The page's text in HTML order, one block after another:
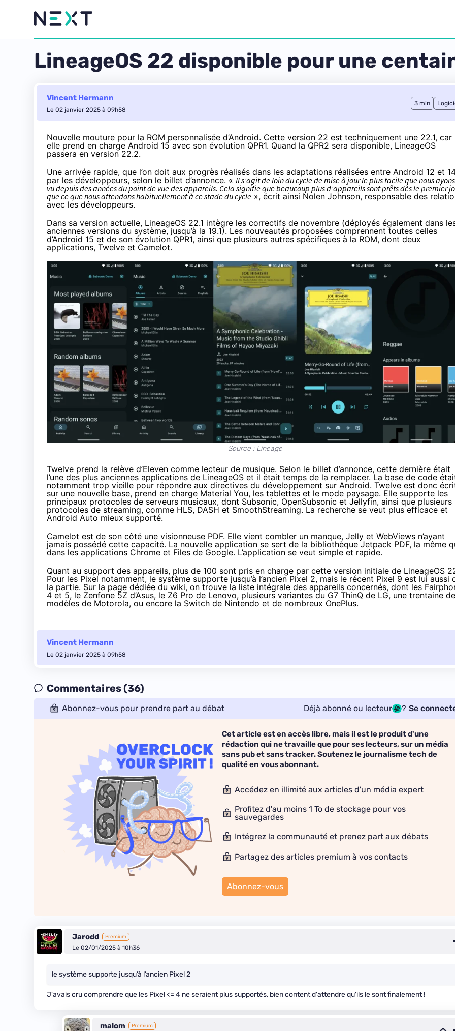
LineageOS 22 disponible pour une
Vincent Hermann
Le 02 janvier 2025 à 09h58
3 min
Nouvelle mouture pour la ROM personnalisée d’Android. Cette version 22 est techniquement une 22.1, car
elle prend en charge Android 15 avec son évolution QPR1. Quand la QPR2 sera disponible, LineageOS
passera en version 22.2.
Une arrivée rapide, que l’on doit aux progrès réalisés dans les adaptations réalisées entre Android 12 et
par les développeurs, selon le billet d’annonce. « Il s’agit de loin du cycle de mise à jour le plus facile que nous ayons
vu depuis des années du point de vue des appareils. Cela signifie que beaucoup plus d’appareils sont prêts dès le premier
que ce que nous attendons habituellement à ce stade du cycle », écrit ainsi Nolen Johnson, responsable des
avec les développeurs.
Dans sa version actuelle, LineageOS 22.1 intègre les correctifs de novembre (déployés également dans
anciennes versions du système, jusqu’à la 19.1). Les nouveautés proposées comprennent toutes celles
d’Android 15 et de son évolution QPR1, ainsi que plusieurs autres spécifiques à la ROM, dont deux
applications, Twelve et Camelot.
Source : Lineage
Twelve prend la relève d’Eleven comme lecteur de musique. Selon le billet d’annonce, cette dernière était
l’une des plus anciennes applications de LineageOS et il était temps de la remplacer. La base de code
notamment trop vieille pour répondre aux directives du développement sur Android. Twelve est donc
sur une nouvelle base, prend en charge Material You, les tablettes et le mode paysage. Elle supporte les
principaux protocoles de serveurs musicaux, dont Subsonic, OpenSubsonic et Jellyfin, ainsi que plusieurs
protocoles de streaming, comme HLS, DASH et SmoothStreaming. La recherche se veut plus efficace et
Android Auto mieux supporté.
Camelot est de son côté une visionneuse PDF. Elle vient combler un manque, Jelly et WebViews n’ayant
jamais possédé cette capacité. La nouvelle application se sert de la bibliothèque Jetpack PDF, la même
dans les applications Chrome et Files de Google. L’application se veut simple et rapide.
Quant au support des appareils, plus de 100 sont pris en charge par cette version initiale de LineageOS
Pour les Pixel notamment, le système supporte jusqu’à l’ancien Pixel 2, mais le récent Pixel 9 est lui aussi
la partie. Sur la page dédiée du wiki, on trouve la liste intégrale des appareils concernés, dont les
4 et 5, le Zenfone 5Z d’Asus, le Z6 Pro de Lenovo, plusieurs variantes du G7 ThinQ de LG, une trentaine de
modèles de Motorola, ou encore la Switch de Nintendo et de nombreux OnePlus.
Vincent Hermann
Le 02 janvier 2025 à 09h58
Commentaires (36)
Abonnez-vous pour prendre part au débat Déjà abonné ou lecteur ? Se
Cet article est en accès libre, mais il est le produit d'une
rédaction qui ne travaille que pour ses lecteurs, sur un média
sans pub et sans tracker. Soutenez le journalisme tech de
qualité en vous abonnant.
Accédez en illimité aux articles d'un média expert
Profitez d'au moins 1 To de stockage pour vos
sauvegardes
Intégrez la communauté et prenez part aux débats
Partagez des articles premium à vos contacts
Abonnez-vous
Jarodd Premium
Le 02/01/2025 à 10h36
le système supporte jusqu’à l’ancien Pixel 2
J'avais cru comprendre que les Pixel <= 4 ne seraient plus supportés, bien content d'attendre qu'ils le sont finalement !
malom Premium